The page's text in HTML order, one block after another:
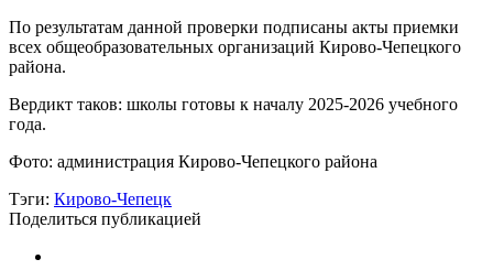
По результатам данной проверки подписаны акты приемки
всех общеобразовательных организаций Кирово-Чепецкого
района.
Вердикт таков: школы готовы к началу 2025-2026 учебного
года.
Фото: администрация Кирово-Чепецкого района
Тэги: Кирово-Чепецк
Поделиться публикацией